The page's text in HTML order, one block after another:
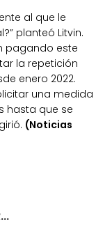
al que le
planteó Litvin.
pagando este
la repetición
enero 2022.
una medida
hasta que se
(Noticias